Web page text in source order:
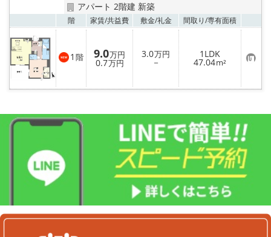
アパート 2階建 新築
階 家賃/共益費 敷金/礼金 間取り/専有面積
1 階 9.0万円
0.7万円
3.0万円
－
1LDK
47.04m² お
気
に
入
録